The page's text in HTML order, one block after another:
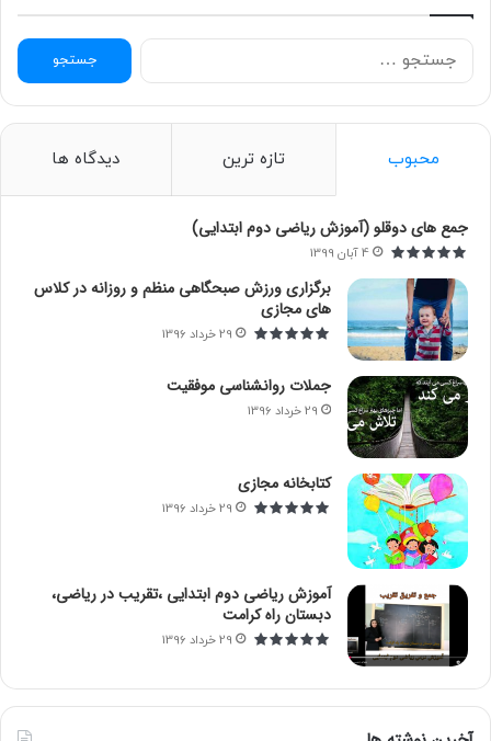
ج
س
ج
محبوب تازه ترین دیدگاه ها
جمع های دوقلو (آموزش ریاضی دوم ابتدایی)
4 آبان 1399
برگزاری ورزش صبحگاهی منظم و روزانه در کلاس
های مجازی
29 خرداد 1396
جملات روانشناسی موفقیت
29 خرداد 1396
کتابخانه مجازی
29 خرداد 1396
آموزش ریاضی دوم ابتدایی ،تقریب در ریاضی،
دبستان راه کرامت
29 خرداد 1396